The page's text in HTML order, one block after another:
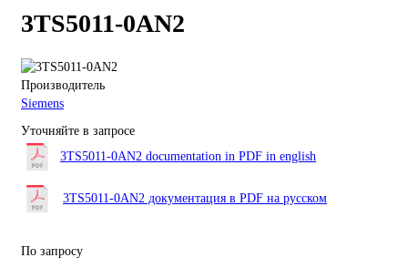
3TS5011-0AN2
Производитель
Siemens
Уточняйте в запросе
3TS5011-0AN2 documentation in PDF in english
3TS5011-0AN2 документация в PDF на русском
По запросу